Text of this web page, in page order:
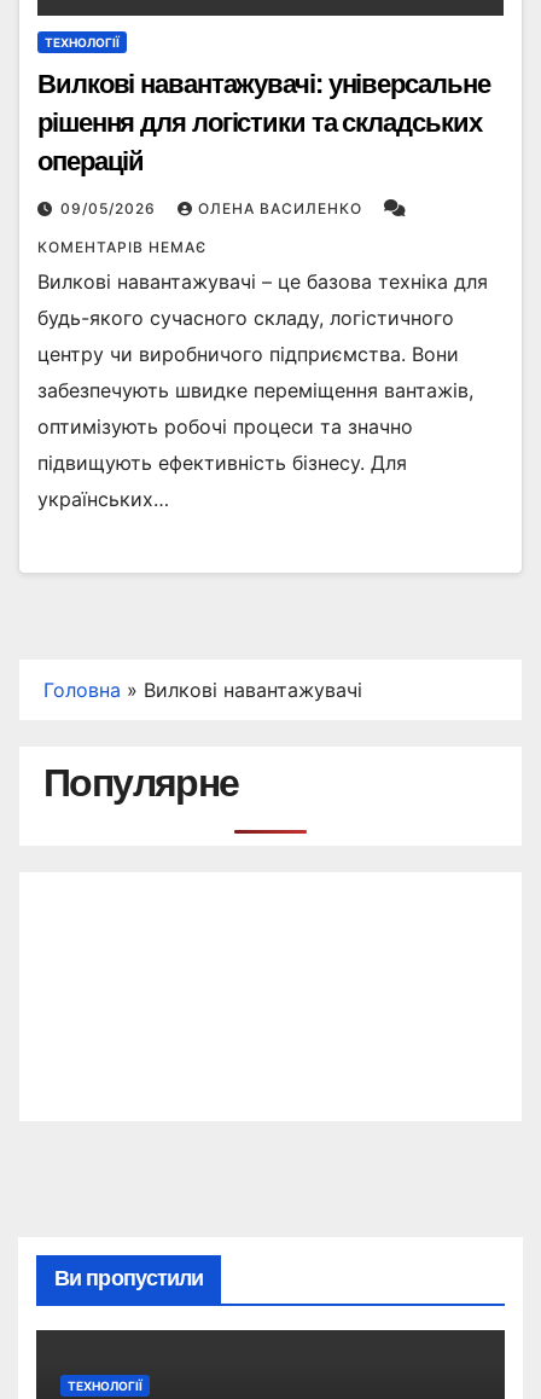
ТЕХНОЛОГІЇ
Вилкові навантажувачі: універсальне
рішення для логістики та складських
операцій
09/05/2026 ОЛЕНА ВАСИЛЕНКО
КОМЕНТАРІВ НЕМАЄ
Вилкові навантажувачі – це базова техніка для
будь-якого сучасного складу, логістичного
центру чи виробничого підприємства. Вони
забезпечують швидке переміщення вантажів,
оптимізують робочі процеси та значно
підвищують ефективність бізнесу. Для
українських…
Головна » Вилкові навантажувачі
Популярне
Ви пропустили
ТЕХНОЛОГІЇ